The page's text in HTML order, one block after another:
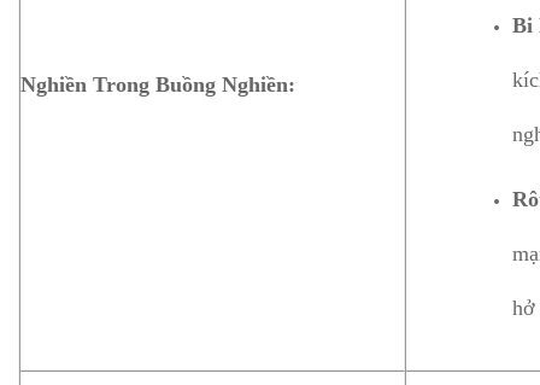
Nghiền Trong Buồng Nghiền:
Bi
hở